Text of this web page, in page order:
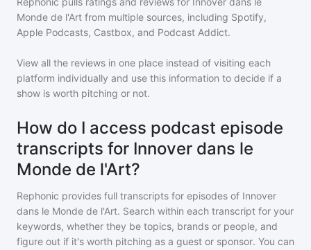
Monde de l'Art from multiple sources, including Spotify,
Apple Podcasts, Castbox, and Podcast Addict.
View all the reviews in one place instead of visiting each
platform individually and use this information to decide if a
show is worth pitching or not.
How do I access podcast episode
transcripts for Innover dans le
Monde de l'Art?
Rephonic provides full transcripts for episodes of Innover
dans le Monde de l'Art. Search within each transcript for your
keywords, whether they be topics, brands or people, and
figure out if it's worth pitching as a guest or sponsor. You can